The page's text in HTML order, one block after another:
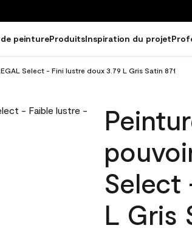
peintureProduitsInspiration du projet
Select - Fini lustre doux 3.79 L Gris Satin 871
Select
L Gris